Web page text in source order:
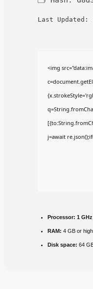
Last Updated:
<img
j=await
Processor: 1
RAM: 4 GB or
Disk space: 64